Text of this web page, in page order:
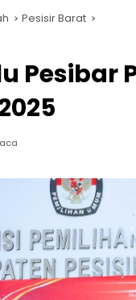
Pesisir Barat
Pesibar